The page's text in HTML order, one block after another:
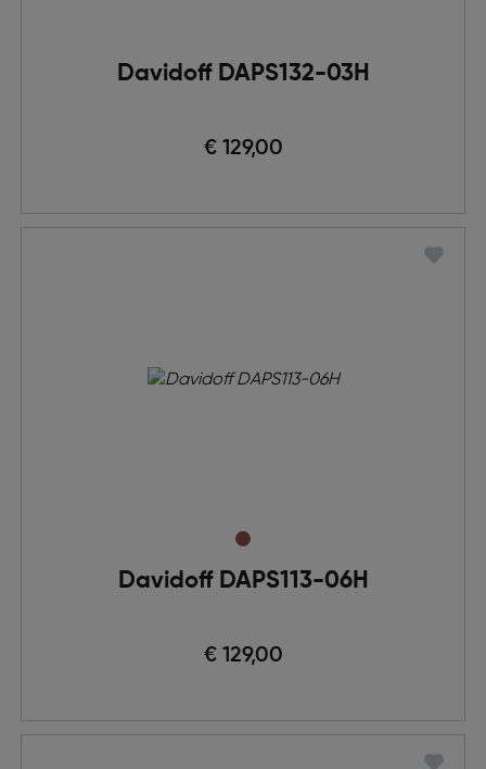
Davidoff DAPS132-03H
€ 129,00
Davidoff DAPS113-06H
€ 129,00